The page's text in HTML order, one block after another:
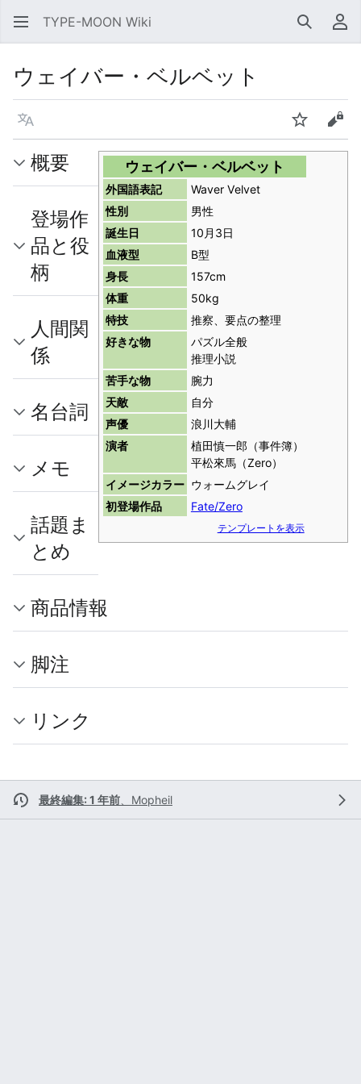
TYPE-MOON Wiki 検索 利
ウェイバー・ベルベット
言語 ウォッチソ
ウェイバー・ベルベット
外国語表記
Waver Velvet
性別
男性
誕生日
10月3日
血液型
B型
身長
157cm
体重
50kg
特技
推察、要点の整理
好きな物
パズル全般
推理小説
苦手な物
腕力
天敵
自分
声優
浪川大輔
演者
植田慎一郎（事件簿）
平松來馬（Zero）
イメージカラー ウォームグレイ
初登場作品
Fate/Zero
テンプレートを表示
概要
登場作
品と役
柄
人間関
係
名台詞
メモ
話題ま
とめ
商品情報
脚注
リンク
最終編集: 1 年前 Mopheil